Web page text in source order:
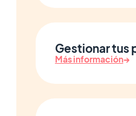
Gestionar tus
Más información→